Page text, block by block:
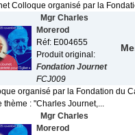
Colloque organisé par la
Mgr Charles
Morerod
Réf: E004655
Produit original:
Fondation Journet
FCJ009
organisé par la Fondation du
thème : "Charles Journet,...
Mgr Charles
Morerod